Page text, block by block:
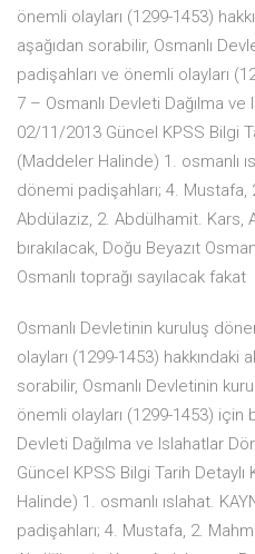
önemli olayları (1299-1453)
aşağıdan sorabilir, Osmanlı
padişahları ve önemli olayları
7 – Osmanlı Devleti Dağılma
02/11/2013 Güncel KPSS Bilgi
(Maddeler Halinde) 1. osmanlı
dönemi padişahları; 4.
Abdülaziz, 2. Abdülhamit. Kars,
bırakılacak, Doğu Beyazıt
Osmanlı toprağı sayılacak fakat
Osmanlı Devletinin kuruluş
olayları (1299-1453) hakkındaki
sorabilir, Osmanlı Devletinin
önemli olayları (1299-1453) için
Devleti Dağılma ve Islahatlar
Güncel KPSS Bilgi Tarih Detaylı
Halinde) 1. osmanlı ıslahat.
padişahları; 4. Mustafa, 2.